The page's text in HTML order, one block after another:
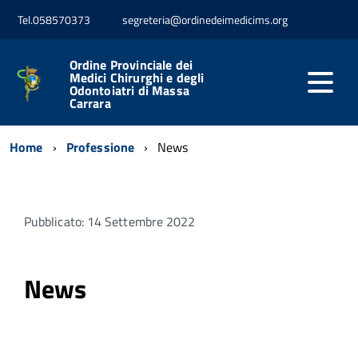
Tel.058570373 segreteria@ordinedeimedicims.org
Ordine Provinciale dei
Medici Chirurghi e degli
Odontoiatri di Massa
Carrara
Home Professione News
Pubblicato: 14 Settembre 2022
News